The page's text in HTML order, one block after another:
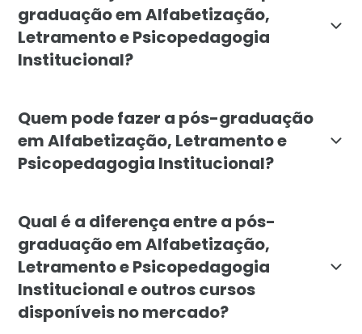
graduação em Alfabetização,
Letramento e Psicopedagogia
Institucional?
Quem pode fazer a pós-graduação
em Alfabetização, Letramento e
Psicopedagogia Institucional?
Qual é a diferença entre a pós-
graduação em Alfabetização,
Letramento e Psicopedagogia
Institucional e outros cursos
disponíveis no mercado?